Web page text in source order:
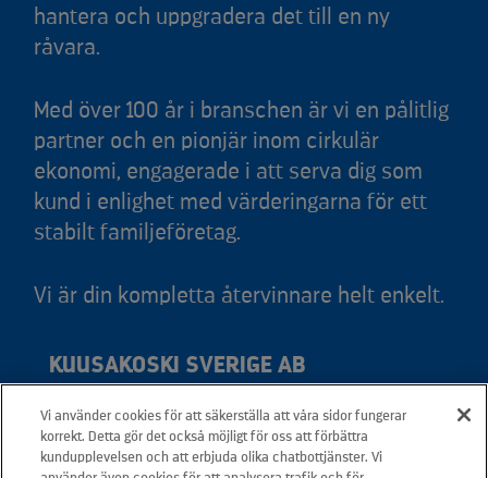
hantera och uppgradera det till en ny
råvara.
Med över 100 år i branschen är vi en pålitlig
partner och en pionjär inom cirkulär
ekonomi, engagerade i att serva dig som
kund i enlighet med värderingarna för ett
stabilt familjeföretag.
Vi är din kompletta återvinnare helt enkelt.
KUUSAKOSKI SVERIGE AB
Adress: Svedjevägen 6, 931 36 Skellefteå
Telefon: +46 20 566 566
Vi använder cookies för att säkerställa att våra sidor fungerar
korrekt. Detta gör det också möjligt för oss att förbättra
kundupplevelsen och att erbjuda olika chatbottjänster. Vi